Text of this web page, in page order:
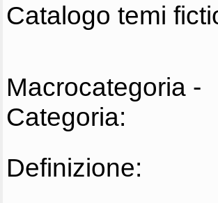
Catalogo temi
Macrocategoria -
Categoria:
Definizione: